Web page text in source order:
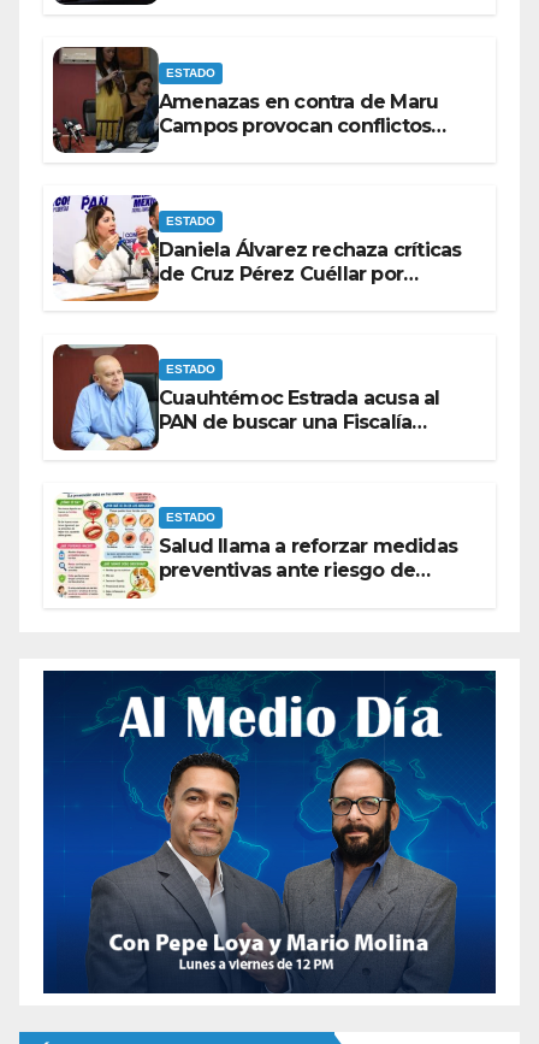
ESTADO
Amenazas en contra de Maru
Campos provocan conflictos
ESTADO
Daniela Álvarez rechaza críticas
de Cruz Pérez Cuéllar por
ESTADO
Cuauhtémoc Estrada acusa al
PAN de buscar una Fiscalía
ESTADO
Salud llama a reforzar medidas
preventivas ante riesgo de